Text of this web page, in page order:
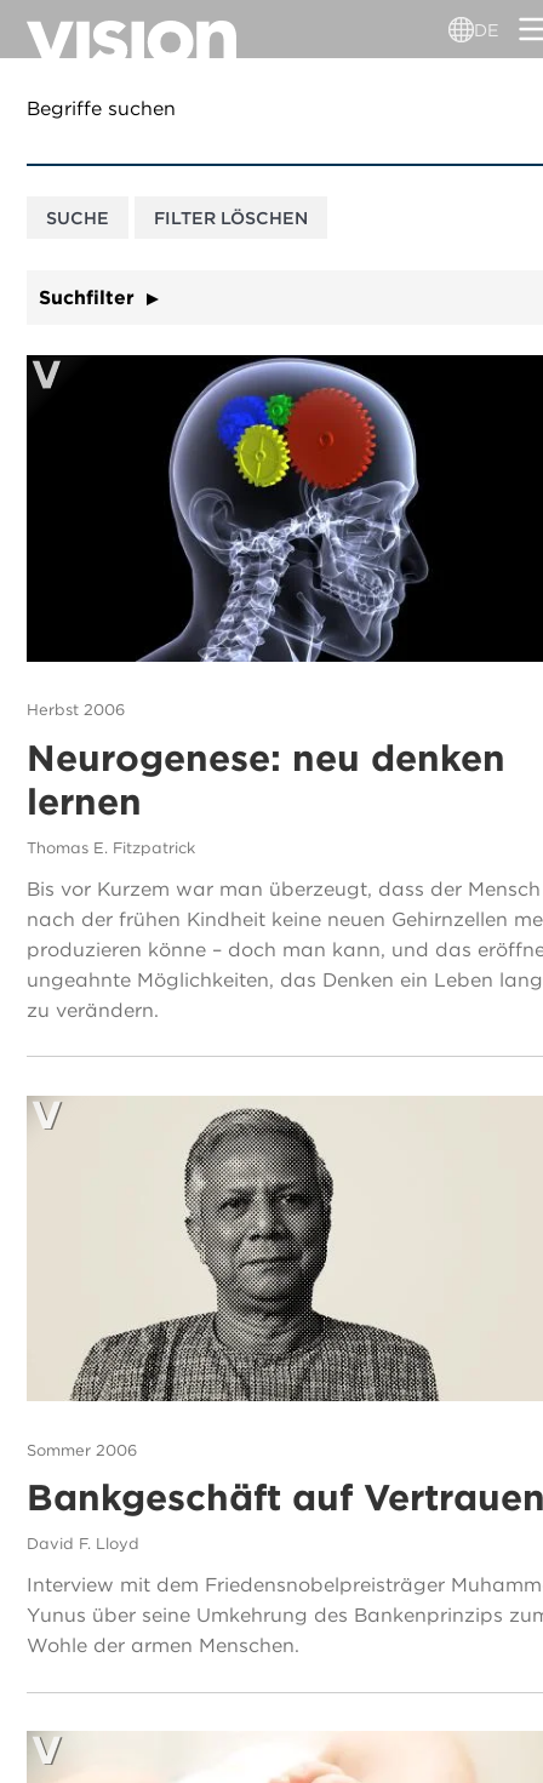
zum
DE
Begriffe suchen
Suchfilter
Herbst 2006
Neurogenese: neu denken
lernen
Thomas E. Fitzpatrick
Bis vor Kurzem war man überzeugt, dass der Mensch
nach der frühen Kindheit keine neuen Gehirnzellen
produzieren könne – doch man kann, und das
ungeahnte Möglichkeiten, das Denken ein Leben lang
zu verändern.
Sommer 2006
Bankgeschäft auf
David F. Lloyd
Interview mit dem Friedensnobelpreisträger
Yunus über seine Umkehrung des Bankenprinzips
Wohle der armen Menschen.